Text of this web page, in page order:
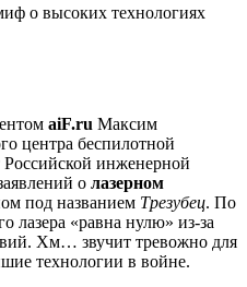
aiF.ru Максим
центра беспилотной
инженерной
о лазерном
под названием Трезубец. По
лазера «равна нулю» из-за
Хм… звучит тревожно для
технологии в войне.